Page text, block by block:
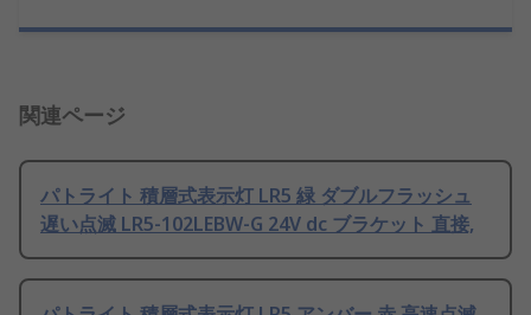
関連ページ
パトライト 積層式表示灯 LR5 緑 ダブルフラッシュ
遅い点滅 LR5-102LEBW-G 24V dc ブラケット 直接,